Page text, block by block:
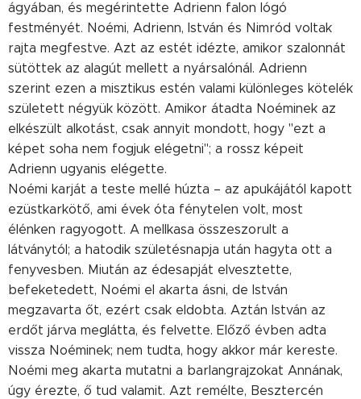
ágyában, és megérintette Adrienn falon lógó
festményét. Noémi, Adrienn, István és Nimród voltak
rajta megfestve. Azt az estét idézte, amikor szalonnát
sütöttek az alagút mellett a nyársalónál. Adrienn
szerint ezen a misztikus estén valami különleges kötelék
született négyük között. Amikor átadta Noéminek az
elkészült alkotást, csak annyit mondott, hogy "ezt a
képet soha nem fogjuk elégetni"; a rossz képeit
Adrienn ugyanis elégette.
Noémi karját a teste mellé húzta – az apukájától kapott
ezüstkarkötő, ami évek óta fénytelen volt, most
élénken ragyogott. A mellkasa összeszorult a
látványtól; a hatodik születésnapja után hagyta ott a
fenyvesben. Miután az édesapját elvesztette,
befeketedett, Noémi el akarta ásni, de István
megzavarta őt, ezért csak eldobta. Aztán István az
erdőt járva meglátta, és felvette. Előző évben adta
vissza Noéminek; nem tudta, hogy akkor már kereste.
Noémi meg akarta mutatni a barlangrajzokat Annának,
úgy érezte, ő tud valamit. Azt remélte, Besztercén